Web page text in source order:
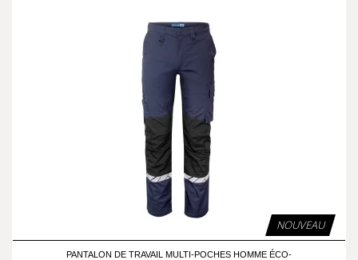
NOUVEAU
PANTALON DE TRAVAIL MULTI-POCHES HOMME ÉCO-